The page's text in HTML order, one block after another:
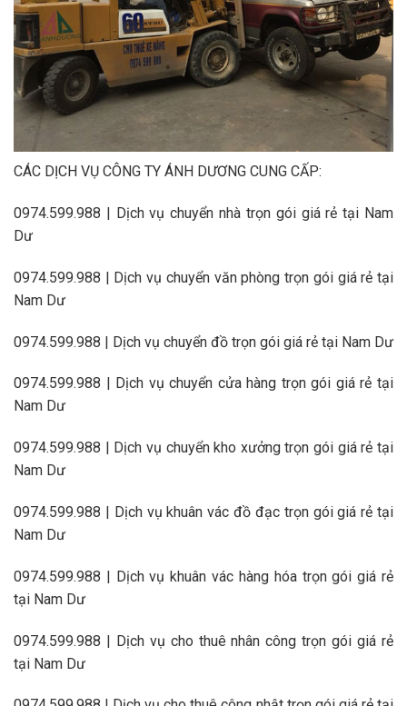
CÁC DỊCH VỤ CÔNG TY ÁNH DƯƠNG CUNG CẤP:
0974.599.988 | Dịch vụ chuyển nhà trọn gói giá rẻ tại Nam
Dư
0974.599.988 | Dịch vụ chuyển văn phòng trọn gói giá rẻ tại
Nam Dư
0974.599.988 | Dịch vụ chuyển đồ trọn gói giá rẻ tại Nam Dư
0974.599.988 | Dịch vụ chuyển cửa hàng trọn gói giá rẻ tại
Nam Dư
0974.599.988 | Dịch vụ chuyển kho xưởng trọn gói giá rẻ tại
Nam Dư
0974.599.988 | Dịch vụ khuân vác đồ đạc trọn gói giá rẻ tại
Nam Dư
0974.599.988 | Dịch vụ khuân vác hàng hóa trọn gói giá rẻ
tại Nam Dư
0974.599.988 | Dịch vụ cho thuê nhân công trọn gói giá rẻ
tại Nam Dư